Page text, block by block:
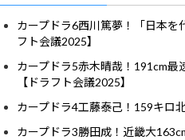
カープドラ6西川篤夢！「日本を
フト会議2025】
カープドラ5赤木晴哉！191cm最
【ドラフト会議2025】
カープドラ4工藤泰己！159キロ
カープドラ3勝田成！近畿大